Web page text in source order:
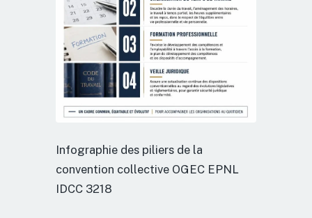
Infographie des piliers de la
convention collective OGEC EPNL
IDCC 3218